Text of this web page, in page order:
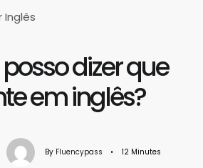
Inglês
dizer que
em inglês?
By Fluencypass • 12 Minutes